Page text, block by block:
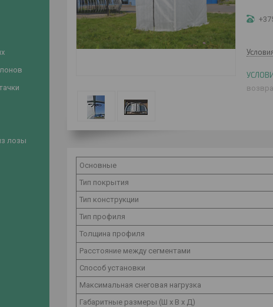
Основные
Тип покрытия
Тип конструкции
Тип профиля
Толщина профиля
Расстояние между сегментами
Способ установки
Максимальная снеговая нагрузка
Габаритные размеры (Ш х В х Д)
лозы